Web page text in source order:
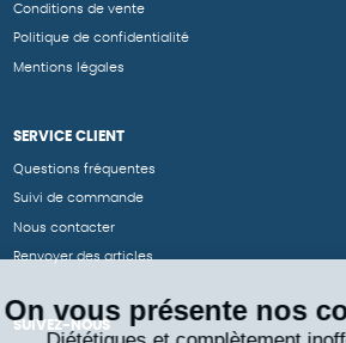
Conditions de vente
Politique de confidentialité
Mentions légales
SERVICE CLIENT
Questions fréquentes
Suivi de commande
Nous contacter
Renvoyer des articles
SUIVEZ-NOUS